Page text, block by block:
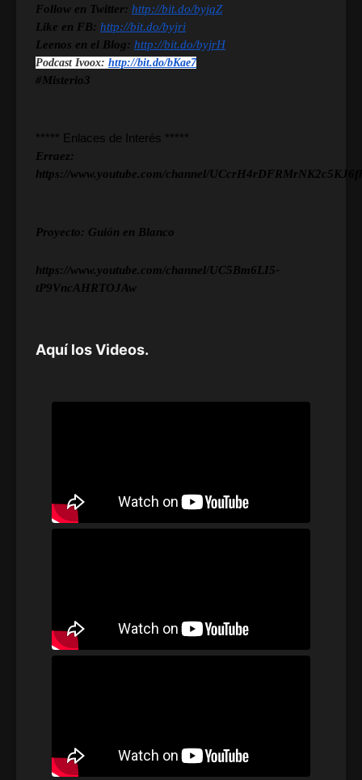
Follow en Twitter: http://bit.do/byjqZ
Like en FB: http://bit.do/byjri
Leenos en el Blog: http://bit.do/byjrH
Podcast Ivoox: http://bit.do/bKae7
#Misterio3
***** Enlaces de Interés *****
Erraez:
https://www.youtube.com/channel/
Proyecto: Guión en Blanco
https://www.youtube.com/channel/UC5Bm6LI5-
tP9VncAHRTOJAw
Aquí los Videos.